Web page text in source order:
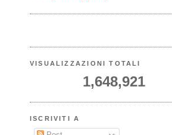
VISUALIZZAZIONI TOTALI
1,648,921
ISCRIVITI A